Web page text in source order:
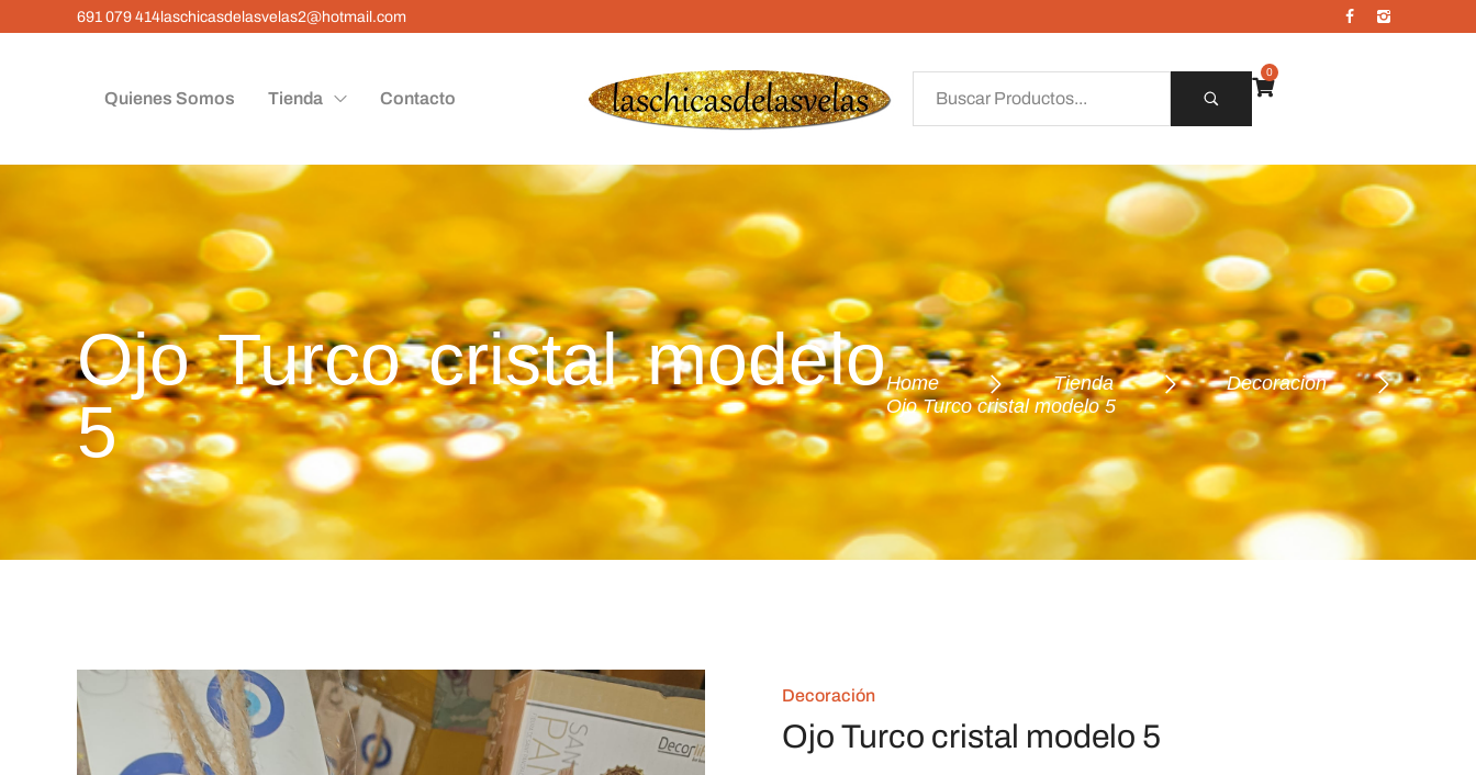
691 079 414laschicasdelasvelas2@hotmail.com
Quienes Somos Tienda Contacto
0
Ojo Turco cristal modelo
5
Home Tienda
Decoración
Ojo Turco cristal modelo 5
Decoración
Ojo Turco cristal modelo 5